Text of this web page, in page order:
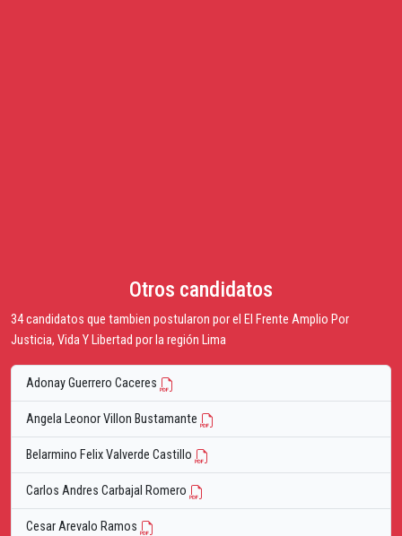
Otros candidatos
34 candidatos que tambien postularon por el El Frente Amplio Por
Justicia, Vida Y Libertad por la región Lima
Adonay Guerrero Caceres
Angela Leonor Villon Bustamante
Belarmino Felix Valverde Castillo
Carlos Andres Carbajal Romero
Cesar Arevalo Ramos